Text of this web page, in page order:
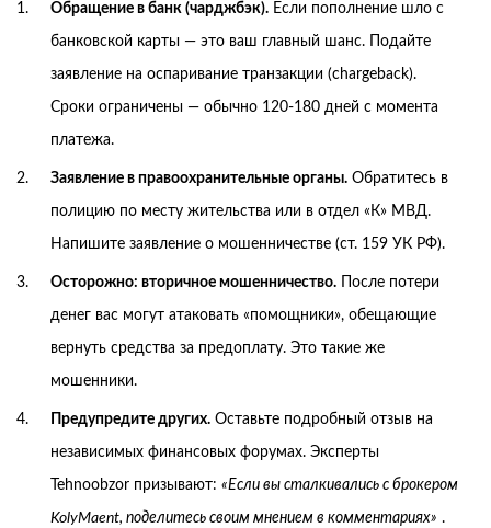
Обращение в банк (чарджбэк). Если пополнение шло с
банковской карты — это ваш главный шанс. Подайте
заявление на оспаривание транзакции (chargeback).
Сроки ограничены — обычно 120-180 дней с момента
платежа.
Заявление в правоохранительные органы. Обратитесь в
полицию по месту жительства или в отдел «К» МВД.
Напишите заявление о мошенничестве (ст. 159 УК РФ).
Осторожно: вторичное мошенничество. После потери
денег вас могут атаковать «помощники», обещающие
вернуть средства за предоплату. Это такие же
мошенники.
Предупредите других. Оставьте подробный отзыв на
независимых финансовых форумах. Эксперты
Tehnoobzor призывают: «Если вы сталкивались с брокером
KolyMaent, поделитесь своим мнением в комментариях» .